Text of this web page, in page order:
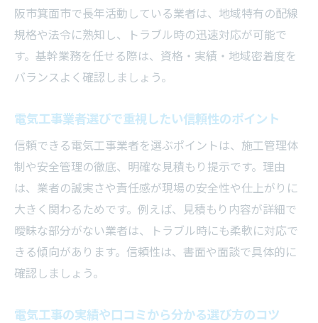
電気工事におけるトラブルを未然に防ぐ方
法
電気工事の基幹業務で活きる改善事例を紹
介
電気工事を安心して任せるための業者選定
法
信頼できる電気工事業者を見極めるポイン
ト
電気工事の基幹業務に強い業者の特徴とは
何か
失敗しない電気工事業者選びのチェックリ
スト
電気工事依頼前に確認すべき注意点と対策
阪市箕面市で長年活動している業者は、地域特有の配線
規格や法令に熟知し、トラブル時の迅速対応が可能で
す。基幹業務を任せる際は、資格・実績・地域密着度を
バランスよく確認しましょう。
電気工事業者選びで重視したい信頼性のポイント
信頼できる電気工事業者を選ぶポイントは、施工管理体
制や安全管理の徹底、明確な見積もり提示です。理由
は、業者の誠実さや責任感が現場の安全性や仕上がりに
大きく関わるためです。例えば、見積もり内容が詳細で
曖昧な部分がない業者は、トラブル時にも柔軟に対応で
きる傾向があります。信頼性は、書面や面談で具体的に
確認しましょう。
電気工事の実績や口コミから分かる選び方のコツ